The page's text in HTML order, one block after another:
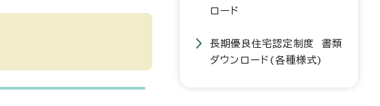
ロード
長期優良住宅認定制度 書類
ダウンロード(各種様式)